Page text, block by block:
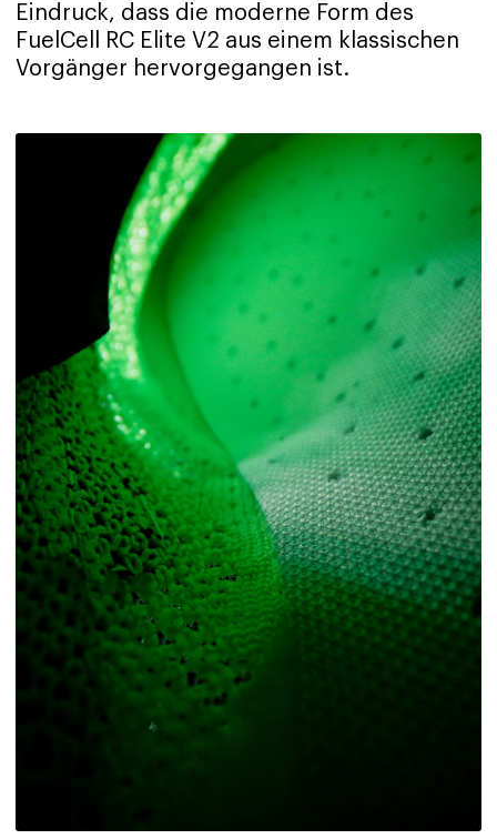
Eindruck, dass die moderne Form des
FuelCell RC Elite V2 aus einem klassischen
Vorgänger hervorgegangen ist.